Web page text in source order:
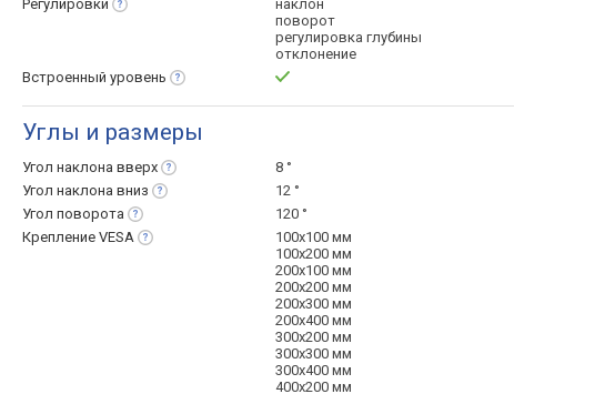
Регулировки
наклон
поворот
регулировка глубины
отклонение
Встроенный уровень
Углы и размеры
Угол наклона вверх
8 °
Угол наклона вниз
12 °
Угол поворота
120 °
Крепление VESA
100x100 мм
100x200 мм
200x100 мм
200x200 мм
200х300 мм
200x400 мм
300x200 мм
300x300 мм
300x400 мм
400x200 мм